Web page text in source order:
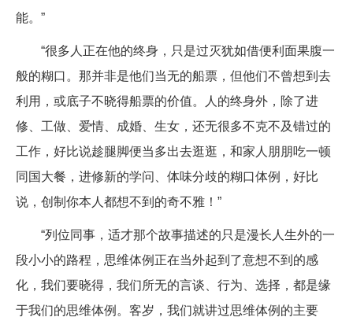
能。”
“很多人正在他的终身，只是过灭犹如借便利面果腹一
般的糊口。那并非是他们当无的船票，但他们不曾想到去
利用，或底子不晓得船票的价值。人的终身外，除了进
修、工做、爱情、成婚、生女，还无很多不克不及错过的
工作，好比说趁腿脚便当多出去逛逛，和家人朋朋吃一顿
同国大餐，进修新的学问、体味分歧的糊口体例，好比
说，创制你本人都想不到的奇不雅！”
“列位同事，适才那个故事描述的只是漫长人生外的一
段小小的路程，思维体例正在当外起到了意想不到的感
化，我们要晓得，我们所无的言谈、行为、选择，都是缘
于我们的思维体例。客岁，我们就讲过思维体例的主要